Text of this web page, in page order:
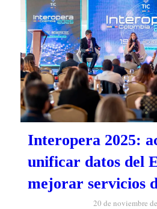
Interopera 2025:
unificar datos del
mejorar servicios
20 de noviembre